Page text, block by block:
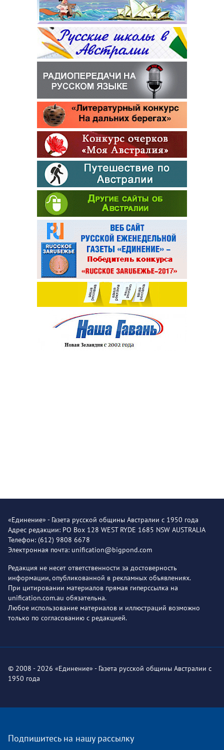
«Единение» - Газета русской общины Австралии с 1950 года
Адрес редакции: PO Box 128 WEST RYDE 1685 NSW AUSTRALIA
Телефон: (612) 9808 6678
Электронная почта: unification@bigpond.com
Редакция не несет ответственности за достоверность
информации, опубликованной в рекламных объявлениях.
При цитировании материалов прямая гиперссылка на
unification.com.au обязательна.
Любое использование материалов и иллюстраций возможно
только по согласованию с редакцией.
© 2008 - 2026 «Единение» - Газета русской общины Австралии с
1950 года
Подпишитесь на нашу рассылку